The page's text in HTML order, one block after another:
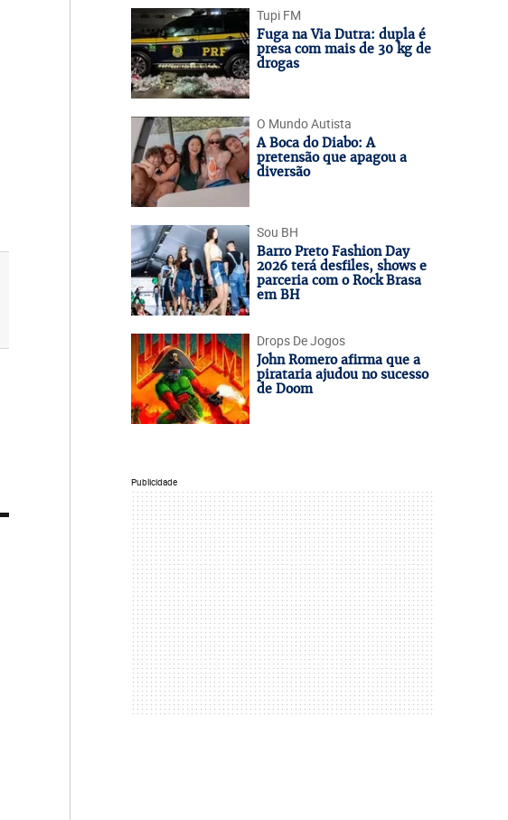
Tupi FM
Fuga na Via Dutra: dupla é
presa com mais de 30 kg de
drogas
O Mundo Autista
A Boca do Diabo: A
pretensão que apagou a
diversão
Sou BH
Barro Preto Fashion Day
2026 terá desfiles, shows e
parceria com o Rock Brasa
em BH
Drops De Jogos
John Romero afirma que a
pirataria ajudou no sucesso
de Doom
Publicidade